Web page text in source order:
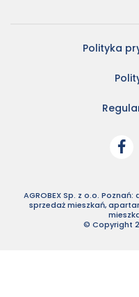
Polityka
AGROBEX Sp. z o.o.
sprzedaż mieszkań,
© Copyright